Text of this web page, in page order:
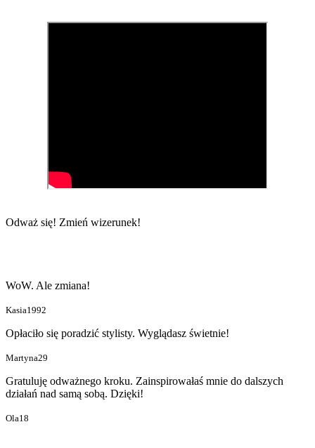
Odważ się! Zmień wizerunek!
WoW. Ale zmiana!
Kasia1992
Opłaciło się poradzić stylisty. Wyglądasz świetnie!
Martyna29
Gratuluję odważnego kroku. Zainspirowałaś mnie do dalszych
działań nad samą sobą. Dzięki!
Ola18